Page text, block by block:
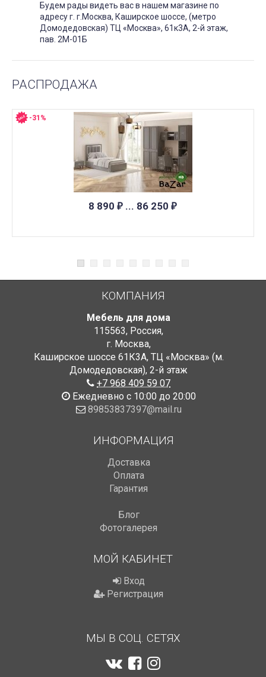
Будем рады видеть вас в нашем магазине по
адресу г. г.Москва, Каширское шоссе, (метро
Домодедовская) ТЦ «Москва», 61к3А, 2-й этаж,
пав. 2М-01Б
РАСПРОДАЖА
8 890 ₽... 86 250 ₽
-31%
КОМПАНИЯ
Мебель для дома
115563, Россия,
г. Москва,
Каширское шоссе 61К3А, ТЦ «Москва» (м.
Домодедовская), 2-й этаж
+7 968 409 59 07
Ежедневно с 10:00 до 20:00
89853837397@mail.ru
ИНФОРМАЦИЯ
Доставка
Оплата
Гарантия
Блог
Фотогалерея
МОЙ КАБИНЕТ
Вход
Регистрация
МЫ В СОЦ. СЕТЯХ